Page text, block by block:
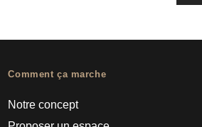
Comment ça marche
Notre concept